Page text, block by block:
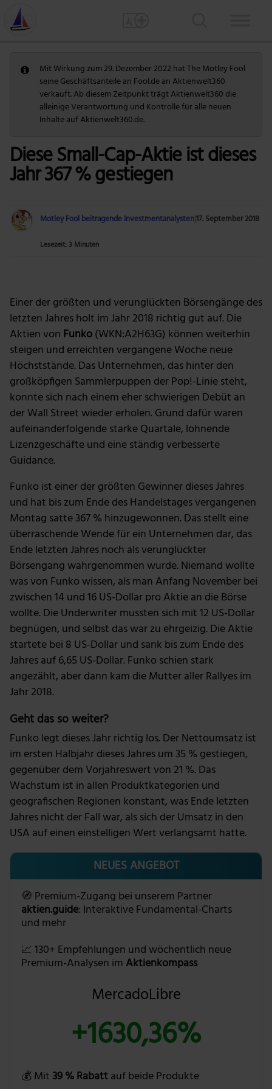
Mit Wirkung zum 29. Dezember 2022 hat The Motley Fool
seine Geschäftsanteile an Fool.de an Aktienwelt360
verkauft. Ab diesem Zeitpunkt trägt Aktienwelt360 die
alleinige Verantwortung und Kontrolle für alle neuen
Inhalte auf Aktienwelt360.de.
Diese Small-Cap-Aktie ist dieses
Jahr 367 % gestiegen
Motley Fool beitragende Investmentanalysten17. September 2018
Lesezeit: 3 Minuten
Einer der größten und verunglückten Börsengänge des
letzten Jahres holt im Jahr 2018 richtig gut auf. Die
Aktien von Funko(WKN:A2H63G) können weiterhin
steigen und erreichten vergangene Woche neue
Höchststände. Das Unternehmen, das hinter den
großköpfigen Sammlerpuppen der Pop!-Linie steht,
konnte sich nach einem eher schwierigen Debüt an
der Wall Street wieder erholen. Grund dafür waren
aufeinanderfolgende starke Quartale, lohnende
Lizenzgeschäfte und eine ständig verbesserte
Guidance.
Funko ist einer der größten Gewinner dieses Jahres
und hat bis zum Ende des Handelstages vergangenen
Montag satte 367 % hinzugewonnen. Das stellt eine
überraschende Wende für ein Unternehmen dar, das
Ende letzten Jahres noch als verunglückter
Börsengang wahrgenommen wurde. Niemand wollte
was von Funko wissen, als man Anfang November bei
zwischen 14 und 16 US-Dollar pro Aktie an die Börse
wollte. Die Underwriter mussten sich mit 12 US-Dollar
begnügen, und selbst das war zu ehrgeizig. Die Aktie
startete bei 8 US-Dollar und sank bis zum Ende des
Jahres auf 6,65 US-Dollar. Funko schien stark
angezählt, aber dann kam die Mutter aller Rallyes im
Jahr 2018.
Geht das so weiter?
Funko legt dieses Jahr richtig los. Der Nettoumsatz ist
im ersten Halbjahr dieses Jahres um 35 % gestiegen,
gegenüber dem Vorjahreswert von 21 %. Das
Wachstum ist in allen Produktkategorien und
geografischen Regionen konstant, was Ende letzten
Jahres nicht der Fall war, als sich der Umsatz in den
USA auf einen einstelligen Wert verlangsamt hatte.
NEUES ANGEBOT
🧭 Premium-Zugang bei unserem Partner
aktien.guide: Interaktive Fundamental-Charts
und mehr
📈 130+ Empfehlungen und wöchentlich neue
Premium-Analysen im Aktienkompass
MercadoLibre
+1630,36%
💰 Mit 39 % Rabattauf beide Produkte